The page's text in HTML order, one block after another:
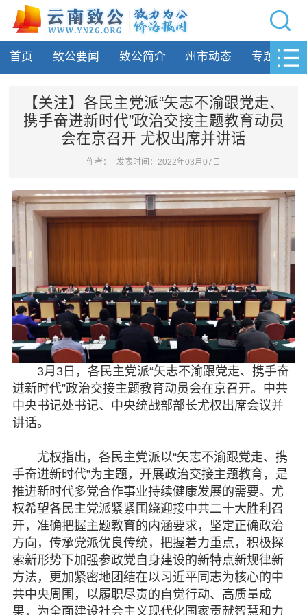
网站导航
首页
致公要闻
致公简介
州市动态
专题活动
履行职责
自身建设
致公风采
专委会
书香机关
电子杂志
视频中心
联系我们
媒体报道
脱贫攻坚
侨海动态
首页 致公要闻 致公简介 州市动态 专题活动
【关注】各民主党派“矢志不渝跟党走、
携手奋进新时代”政治交接主题教育动员
会在京召开 尤权出席并讲话
作者： 发表时间：2022年03月07日
3月3日，各民主党派“矢志不渝跟党走、携手奋
进新时代”政治交接主题教育动员会在京召开。中共
中央书记处书记、中央统战部部长尤权出席会议并
讲话。
尤权指出，各民主党派以“矢志不渝跟党走、携
手奋进新时代”为主题，开展政治交接主题教育，是
推进新时代多党合作事业持续健康发展的需要。尤
权希望各民主党派紧紧围绕迎接中共二十大胜利召
开，准确把握主题教育的内涵要求，坚定正确政治
方向，传承党派优良传统，把握着力重点，积极探
索新形势下加强参政党自身建设的新特点新规律新
方法，更加紧密地团结在以习近平同志为核心的中
共中央周围，以履职尽责的自觉行动、高质量成
果，为全面建设社会主义现代化国家贡献智慧和力